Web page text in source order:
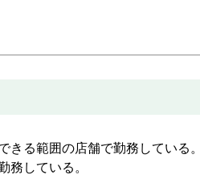
る範囲の店舗で勤務している
務している。